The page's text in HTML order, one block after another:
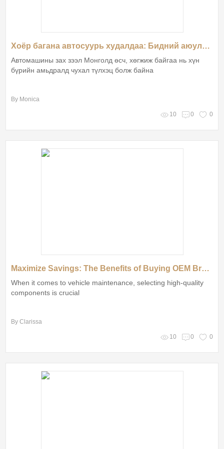
Хоёр багана автосуурь худалдаа: Бидний аюулгүй байдалд аюул занал учирч байна уу?
Автомашины зах зээл Монголд өсч, хөгжиж байгаа нь хүн
бүрийн амьдралд чухал түлхэц болж байна
By Monica
10 0 0
Maximize Savings: The Benefits of Buying OEM Brake Pads in Bulk
When it comes to vehicle maintenance, selecting high-quality
components is crucial
By Clarissa
10 0 0